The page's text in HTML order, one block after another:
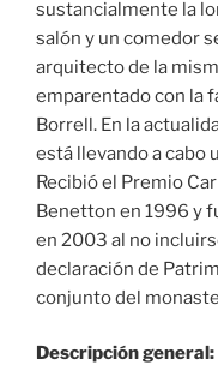
Descripción general: